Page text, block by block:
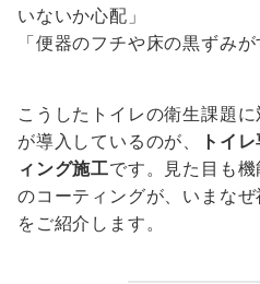
いないか心配」
「便器のフチや床の黒ずみ
こうしたトイレの衛生課題
が導入しているのが、
トイ
ィング施工です。見た目も
のコーティングが、いまな
をご紹介します。